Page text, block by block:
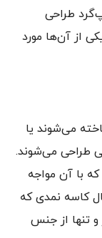
طراحی
از آن‌ها مورد
می‌شوند یا
طراحی می‌شوند.
با آن مواجه
کاسه نمدی که
و تنها از جنس